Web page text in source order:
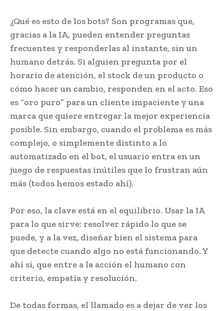
¿Qué es esto de los bots? Son programas que,
gracias a la IA, pueden entender preguntas
frecuentes y responderlas al instante, sin un
humano detrás. Si alguien pregunta por el
horario de atención, el stock de un producto o
cómo hacer un cambio, responden en el acto. Eso
es “oro puro” para un cliente impaciente y una
marca que quiere entregar la mejor experiencia
posible. Sin embargo, cuando el problema es más
complejo, o simplemente distinto a lo
automatizado en el bot, el usuario entra en un
juego de respuestas inútiles que lo frustran aún
más (todos hemos estado ahí).
Por eso, la clave está en el equilibrio. Usar la IA
para lo que sirve: resolver rápido lo que se
puede, y a la vez, diseñar bien el sistema para
que detecte cuando algo no está funcionando. Y
ahí sí, que entre a la acción el humano con
criterio, empatía y resolución.
De todas formas, el llamado es a dejar de ver los